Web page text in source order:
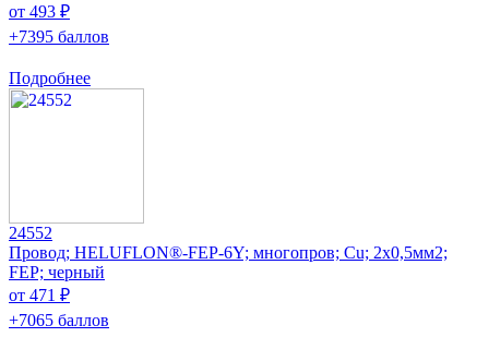
от 493 ₽
+7395 баллов
Подробнее
24552
Провод; HELUFLON®-FEP-6Y; многопров; Cu; 2x0,5мм2;
FEP; черный
от 471 ₽
+7065 баллов